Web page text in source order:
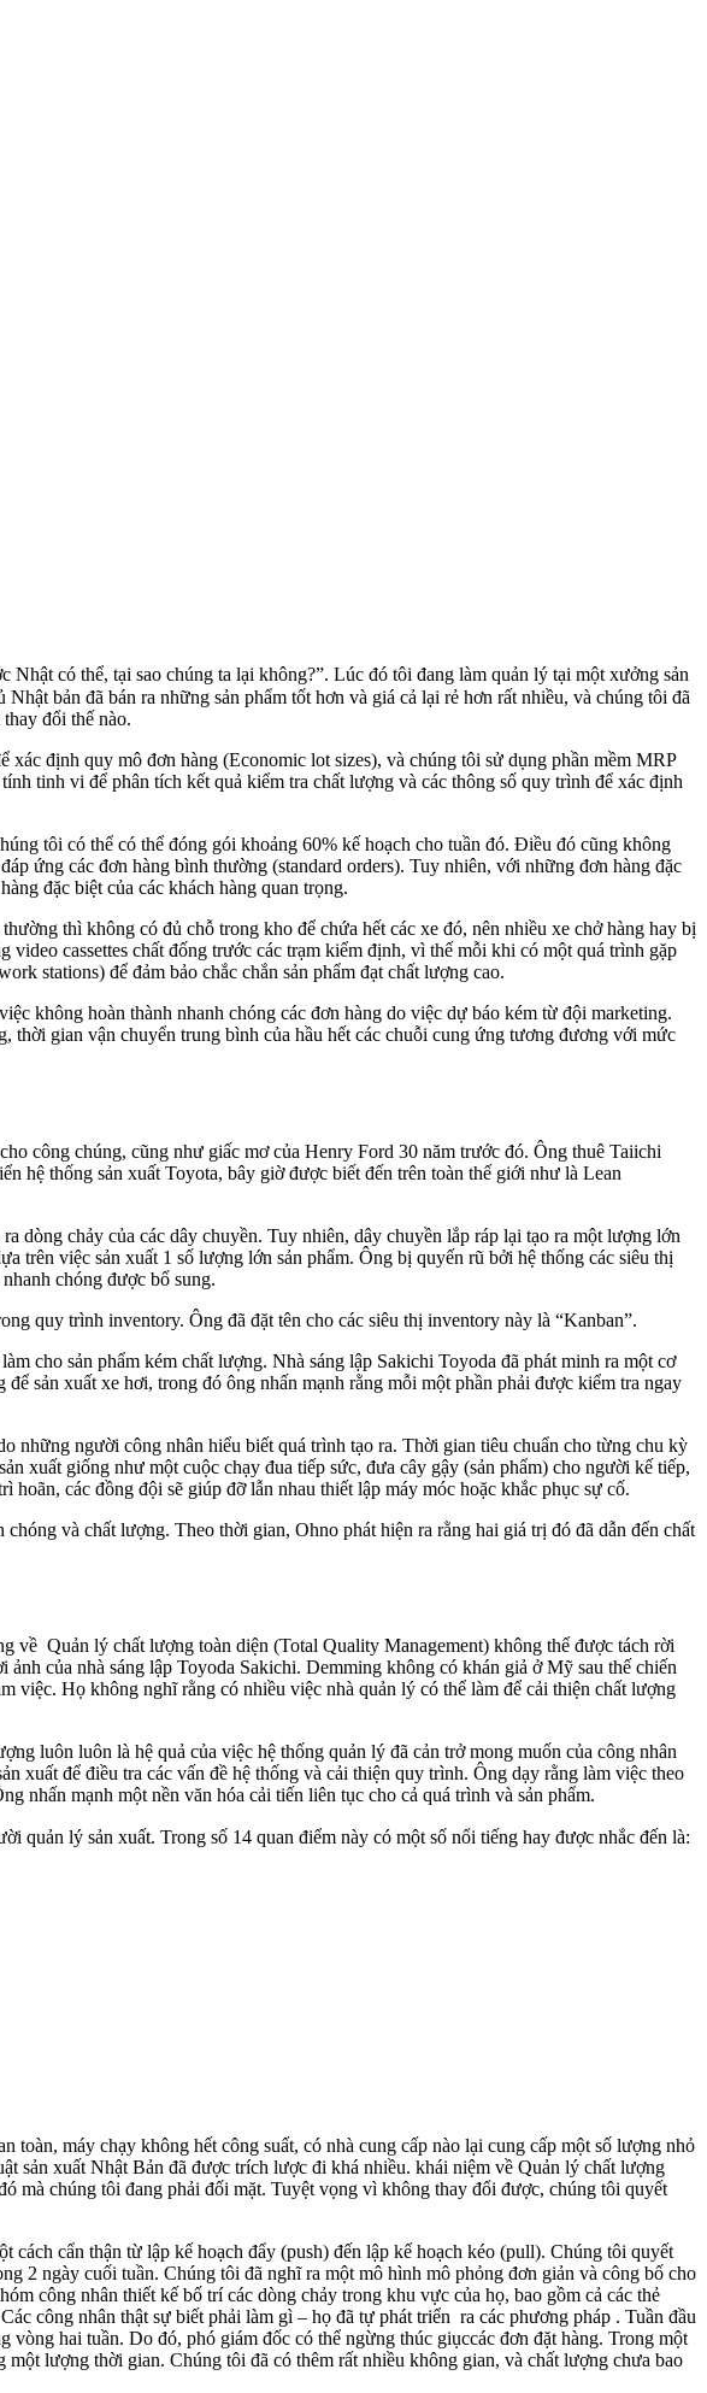
có thể, tại sao chúng ta lại không?”. Lúc đó tôi đang làm quản lý tại một xưởng sản
bản đã bán ra những sản phẩm tốt hơn và giá cả lại rẻ hơn rất nhiều, và chúng tôi đã
đổi thế nào.
định quy mô đơn hàng (Economic lot sizes), và chúng tôi sử dụng phần mềm MRP
tinh vi để phân tích kết quả kiểm tra chất lượng và các thông số quy trình để xác định
tôi có thể có thể đóng gói khoảng 60% kế hoạch cho tuần đó. Điều đó cũng không
ứng các đơn hàng bình thường (standard orders). Tuy nhiên, với những đơn hàng đặc
đặc biệt của các khách hàng quan trọng.
thì không có đủ chỗ trong kho để chứa hết các xe đó, nên nhiều xe chở hàng hay bị
cassettes chất đống trước các trạm kiểm định, vì thế mỗi khi có một quá trình gặp
stations) để đảm bảo chắc chắn sản phẩm đạt chất lượng cao.
không hoàn thành nhanh chóng các đơn hàng do việc dự báo kém từ đội marketing.
thời gian vận chuyển trung bình của hầu hết các chuỗi cung ứng tương đương với mức
công chúng, cũng như giấc mơ của Henry Ford 30 năm trước đó. Ông thuê Taiichi
hệ thống sản xuất Toyota, bây giờ được biết đến trên toàn thế giới như là Lean
chảy của các dây chuyền. Tuy nhiên, dây chuyền lắp ráp lại tạo ra một lượng lớn
trên việc sản xuất 1 số lượng lớn sản phẩm. Ông bị quyến rũ bởi hệ thống các siêu thị
chóng được bổ sung.
quy trình inventory. Ông đã đặt tên cho các siêu thị inventory này là “Kanban”.
cho sản phẩm kém chất lượng. Nhà sáng lập Sakichi Toyoda đã phát minh ra một cơ
sản xuất xe hơi, trong đó ông nhấn mạnh rằng mỗi một phần phải được kiểm tra ngay
những người công nhân hiểu biết quá trình tạo ra. Thời gian tiêu chuẩn cho từng chu kỳ
xuất giống như một cuộc chạy đua tiếp sức, đưa cây gậy (sản phẩm) cho người kế tiếp,
các đồng đội sẽ giúp đỡ lẫn nhau thiết lập máy móc hoặc khắc phục sự cố.
và chất lượng. Theo thời gian, Ohno phát hiện ra rằng hai giá trị đó đã dẫn đến chất
Quản lý chất lượng toàn diện (Total Quality Management) không thể được tách rời
của nhà sáng lập Toyoda Sakichi. Demming không có khán giả ở Mỹ sau thế chiến
Họ không nghĩ rằng có nhiều việc nhà quản lý có thể làm để cải thiện chất lượng
luôn luôn là hệ quả của việc hệ thống quản lý đã cản trở mong muốn của công nhân
xuất để điều tra các vấn đề hệ thống và cải thiện quy trình. Ông dạy rằng làm việc theo
nhấn mạnh một nền văn hóa cải tiến liên tục cho cả quá trình và sản phẩm.
lý sản xuất. Trong số 14 quan điểm này có một số nổi tiếng hay được nhắc đến là:
máy chạy không hết công suất, có nhà cung cấp nào lại cung cấp một số lượng nhỏ
sản xuất Nhật Bản đã được trích lược đi khá nhiều. khái niệm về Quản lý chất lượng
mà chúng tôi đang phải đối mặt. Tuyệt vọng vì không thay đổi được, chúng tôi quyết
cẩn thận từ lập kế hoạch đẩy (push) đến lập kế hoạch kéo (pull). Chúng tôi quyết
2 ngày cuối tuần. Chúng tôi đã nghĩ ra một mô hình mô phỏng đơn giản và công bố cho
công nhân thiết kế bố trí các dòng chảy trong khu vực của họ, bao gồm cả các thẻ
công nhân thật sự biết phải làm gì – họ đã tự phát triển ra các phương pháp . Tuần đầu
hai tuần. Do đó, phó giám đốc có thể ngừng thúc giụccác đơn đặt hàng. Trong một
lượng thời gian. Chúng tôi đã có thêm rất nhiều không gian, và chất lượng chưa bao